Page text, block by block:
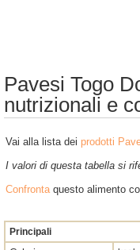
Pavesi Togo
nutrizionali e
Vai alla lista dei prodotti
I valori di questa tabella si
Confrontaquesto alimento
Principali